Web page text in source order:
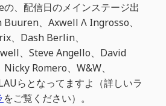
、配信日のメインステージ出
、Axwell Λ Ingrosso、
、Dash Berlin、
、Steve Angello、David
Romero、W&W、
らとなってますよ（詳しいラ
をご覧ください）。